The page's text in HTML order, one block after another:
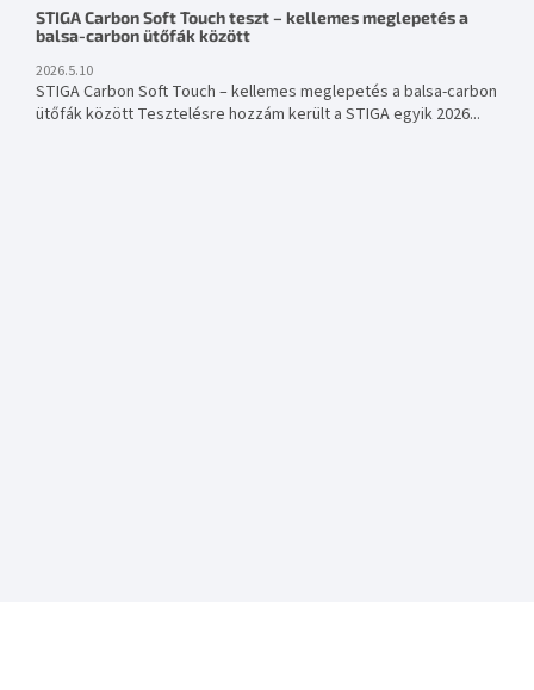
STIGA Carbon Soft Touch teszt – kellemes meglepetés a
balsa-carbon ütőfák között
2026.5.10
STIGA Carbon Soft Touch – kellemes meglepetés a balsa-carbon
ütőfák között Tesztelésre hozzám került a STIGA egyik 2026...